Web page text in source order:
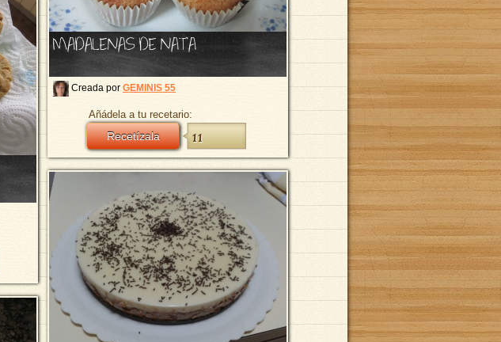
MADALENAS DE NATA
Creada por GEMINIS 55
Añádela a tu recetario:
Recetízala 11